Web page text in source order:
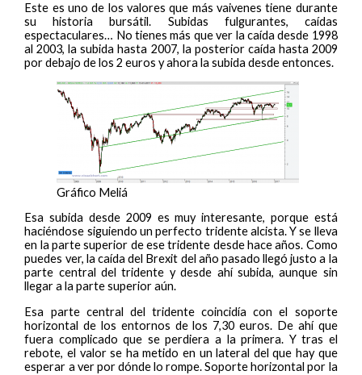
Este es uno de los valores que más vaivenes tiene durante
su historia bursátil. Subidas fulgurantes, caídas
espectaculares… No tienes más que ver la caída desde 1998
al 2003, la subida hasta 2007, la posterior caída hasta 2009
por debajo de los 2 euros y ahora la subida desde entonces.
Gráfico Meliá
Esa subida desde 2009 es muy interesante, porque está
haciéndose siguiendo un perfecto tridente alcista. Y se lleva
en la parte superior de ese tridente desde hace años. Como
puedes ver, la caída del Brexit del año pasado llegó justo a la
parte central del tridente y desde ahí subida, aunque sin
llegar a la parte superior aún.
Esa parte central del tridente coincidía con el soporte
horizontal de los entornos de los 7,30 euros. De ahí que
fuera complicado que se perdiera a la primera. Y tras el
rebote, el valor se ha metido en un lateral del que hay que
esperar a ver por dónde lo rompe. Soporte horizontal por la